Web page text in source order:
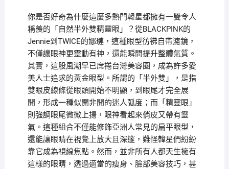
你是否好奇為什麼這麼多熱門韓星都擁有一雙令人
稱羨的「自然半外雙精靈眼」？從BLACKPINK的
Jennie到TWICE的娜璉，這種眼型彷彿自帶濾鏡，
不僅讓眼神更靈動有神，還能瞬間提升整體氣質。
其實，這股風潮早已席捲台灣美容圈，成為許多愛
美人士追求的黃金眼型。所謂的「半外雙」，是指
雙眼皮線條從眼頭開始不明顯，到眼尾才完全展
開，形成一種似開非開的迷人弧度；而「精靈眼」
則強調眼尾微微上揚，眼神看起來俏皮又帶有靈
氣。這種組合不僅能修飾亞洲人常見的扁平眼型，
還能讓眼睛在視覺上放大且深邃，難怪韓星們紛紛
靠它成為視線焦點。然而，並非所有人都天生擁有
這樣的眼睛，透過適當的瘦身、臉部美容技巧，甚